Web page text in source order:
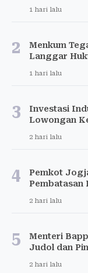
1 hari lalu
2
Menkum
Langgar
1 hari lalu
3
Investasi
Lowongan
2 hari lalu
4
Pemkot
Pembatasan
2 hari lalu
5
Menteri
Judol dan
2 hari lalu